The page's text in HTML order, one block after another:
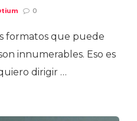
0
formatos que puede
innumerables. Eso es
dirigir …